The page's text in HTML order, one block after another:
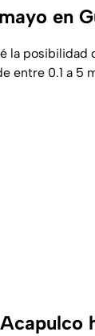
en
la posibilidad
entre 0.1 a 5